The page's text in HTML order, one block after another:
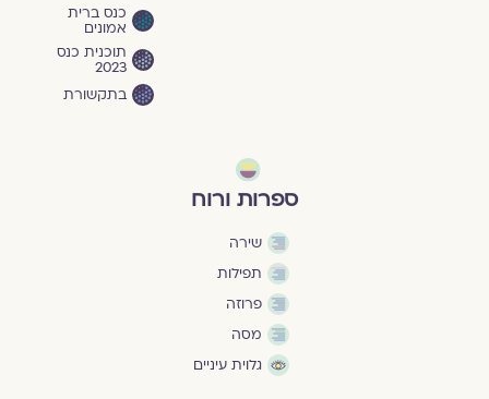
כנס ברית
אמונים
תוכנית כנס
2023
בתקשורת
ספרות ורוח
שירה
תפילות
פרוזה
מסה
גלוית עיניים